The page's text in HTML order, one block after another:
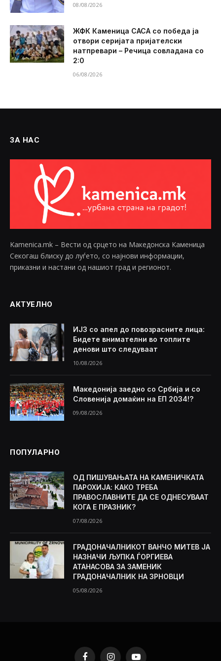
08/08/2026
ЖФК Каменица САСА со победа ја
отвори серијата пријателски
натпревари – Речица совладана со
2:0
06/08/2026
ЗА НАС
Kamenica.mk – Вести од срцето на Македонска Каменица
Секогаш блиску до луѓето, со најнови информации,
приказни и настани од нашиот град и регионот.
АКТУЕЛНО
ИЈЗ со апел до повозрасните лица:
Бидете внимателни во топлите
денови што следуваат
10/08/2026
Македонија заедно со Србија и со
Словенија домаќин на ЕП 2034!?
09/08/2026
ПОПУЛАРНО
ОД ПИШУВАЊАТА НА КАМЕНИЧКАТА
ПАРОХИЈА: КАКО ТРЕБА
ПРАВОСЛАВНИТЕ ДА СЕ ОДНЕСУВААТ
КОГА Е ПРАЗНИК?
07/08/2026
ГРАДОНАЧАЛНИКОТ ВАНЧО МИТЕВ ЈА
НАЗНАЧИ ЉУПКА ЃОРГИЕВА
АТАНАСОВА ЗА ЗАМЕНИК
ГРАДОНАЧАЛНИК НА ЗРНОВЦИ
05/08/2026